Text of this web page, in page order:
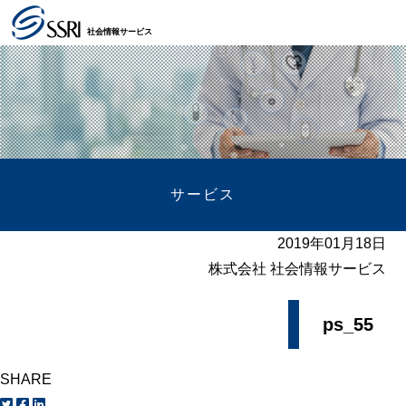
社会情報サービス
サービス
2019年01月18日
株式会社 社会情報サービス
ps_55
SHARE